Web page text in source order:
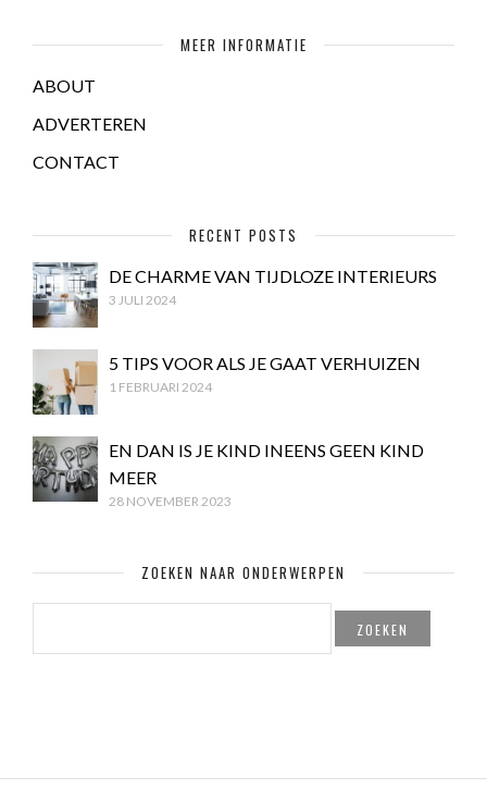
MEER INFORMATIE
ABOUT
ADVERTEREN
CONTACT
RECENT POSTS
DE CHARME VAN TIJDLOZE INTERIEURS
3 JULI 2024
5 TIPS VOOR ALS JE GAAT VERHUIZEN
1 FEBRUARI 2024
EN DAN IS JE KIND INEENS GEEN KIND
MEER
28 NOVEMBER 2023
ZOEKEN NAAR ONDERWERPEN
ZOEKEN